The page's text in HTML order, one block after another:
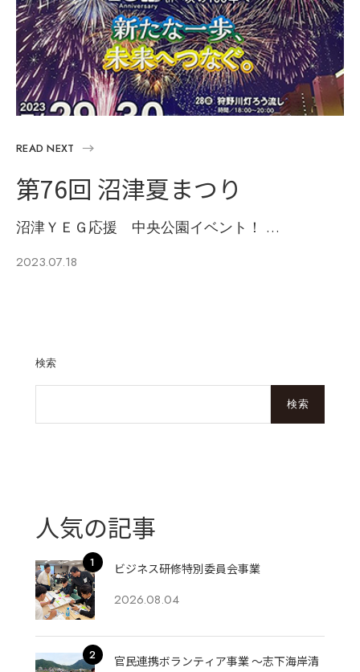
READ NEXT
第76回 沼津夏まつり
沼津ＹＥＧ応援 中央公園イベント！ …
2023.07.18
検索
検索
人気の記事
ビジネス研修特別委員会事業
2026.08.04
官民連携ボランティア事業 ～志下海岸清